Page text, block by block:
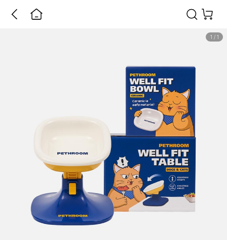
1 / 1